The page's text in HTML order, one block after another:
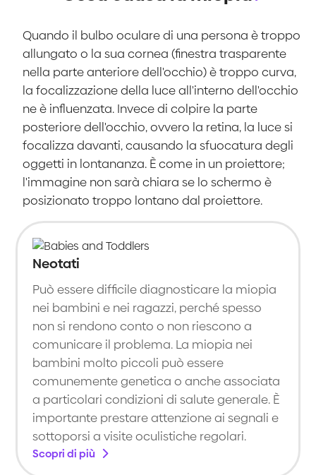
Quando il bulbo oculare di una persona è troppo
allungato o la sua cornea (finestra trasparente
nella parte anteriore dell'occhio) è troppo curva,
la focalizzazione della luce all'interno dell'occhio
ne è influenzata. Invece di colpire la parte
posteriore dell'occhio, ovvero la retina, la luce si
focalizza davanti, causando la sfuocatura degli
oggetti in lontananza. È come in un proiettore;
l'immagine non sarà chiara se lo schermo è
posizionato troppo lontano dal proiettore.
Neotati
Può essere difficile diagnosticare la miopia
nei bambini e nei ragazzi, perché spesso
non si rendono conto o non riescono a
comunicare il problema. La miopia nei
bambini molto piccoli può essere
comunemente genetica o anche associata
a particolari condizioni di salute generale. È
importante prestare attenzione ai segnali e
sottoporsi a visite oculistiche regolari.
Scopri di più